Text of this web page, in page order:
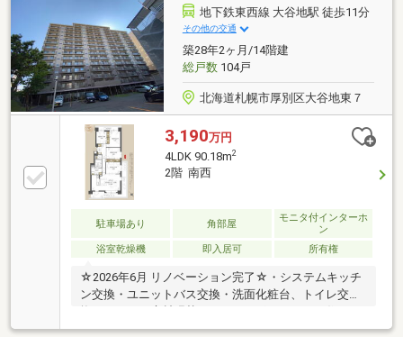
の行き届いた体制が、日々の安全で落ち着いた暮らし
を支えますお部屋全体にゆとりがあり、家族それぞれ
が自分の時間を満喫できます
地下鉄東西線 大谷地駅 徒歩11分
その他の交通
築28年2ヶ月/14階建
総戸数104戸
北海道札幌市厚別区大谷地東７
3,190万円
4LDK 90.18m2
2階 南西
駐車場あり 角部屋
モニタ付インターホ
ン
浴室乾燥機
即入居可 所有権
☆2026年6月 リノベーション完了☆・システムキッチ
ン交換・ユニットバス交換・洗面化粧台、トイレ交
からも安心のアフターサービス保証付き◎▽ファミリ